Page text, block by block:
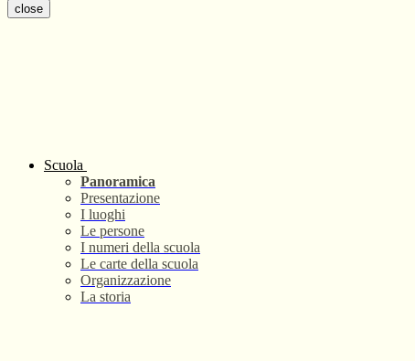
close
Scuola
Panoramica
Presentazione
I luoghi
Le persone
I numeri della scuola
Le carte della scuola
Organizzazione
La storia